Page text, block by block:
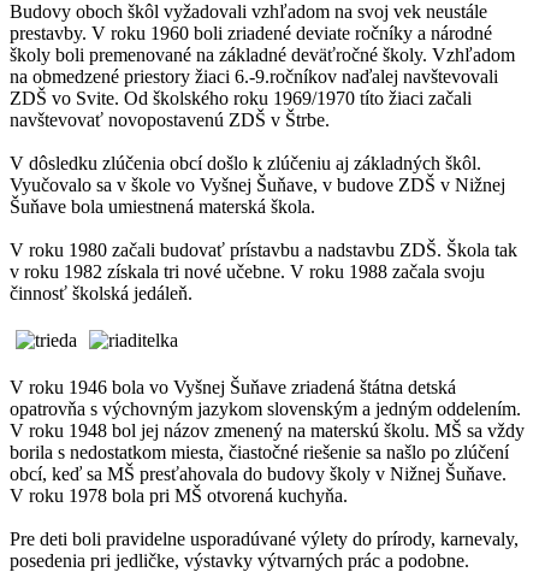
Budovy oboch škôl vyžadovali vzhľadom na svoj vek neustále
prestavby. V roku 1960 boli zriadené deviate ročníky a národné
školy boli premenované na základné deväťročné školy. Vzhľadom
na obmedzené priestory žiaci 6.-9.ročníkov naďalej navštevovali
ZDŠ vo Svite. Od školského roku 1969/1970 títo žiaci začali
navštevovať novopostavenú ZDŠ v Štrbe.
V dôsledku zlúčenia obcí došlo k zlúčeniu aj základných škôl.
Vyučovalo sa v škole vo Vyšnej Šuňave, v budove ZDŠ v Nižnej
Šuňave bola umiestnená materská škola.
V roku 1980 začali budovať prístavbu a nadstavbu ZDŠ. Škola tak
v roku 1982 získala tri nové učebne. V roku 1988 začala svoju
činnosť školská jedáleň.
V roku 1946 bola vo Vyšnej Šuňave zriadená štátna detská
opatrovňa s výchovným jazykom slovenským a jedným oddelením.
V roku 1948 bol jej názov zmenený na materskú školu. MŠ sa vždy
borila s nedostatkom miesta, čiastočné riešenie sa našlo po zlúčení
obcí, keď sa MŠ presťahovala do budovy školy v Nižnej Šuňave.
V roku 1978 bola pri MŠ otvorená kuchyňa.
Pre deti boli pravidelne usporadúvané výlety do prírody, karnevaly,
posedenia pri jedličke, výstavky výtvarných prác a podobne.